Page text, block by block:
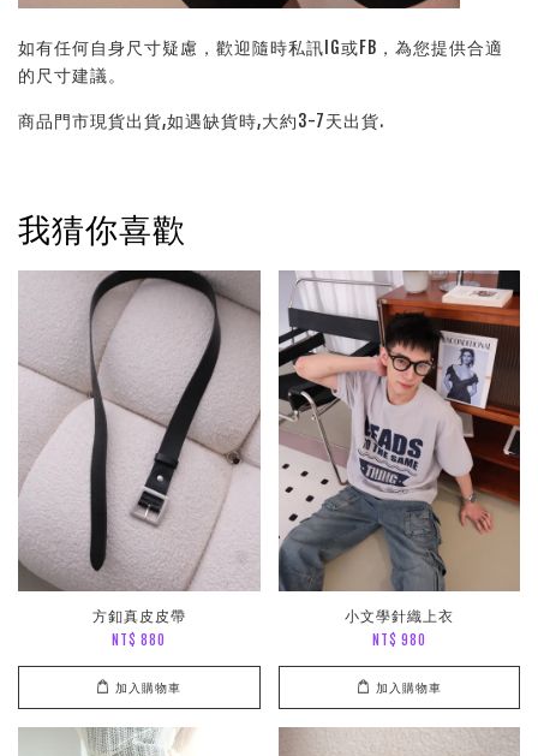
如有任何自身尺寸疑慮，歡迎隨時私訊IG或FB，為您提供合適
的尺寸建議。
商品門市現貨出貨,如遇缺貨時,大約3-7天出貨.
我猜你喜歡
方釦真皮皮帶
NT$ 880
加入購物車
小文學針織上衣
NT$ 980
加入購物車